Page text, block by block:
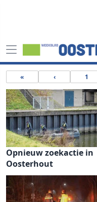
« ‹ 1
Opnieuw zoekactie in
Oosterhout